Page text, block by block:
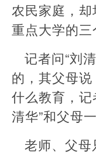
农民家庭，
重点大学的三
记者问“刘
的，其父母
什么教育，
清华”和父母
老师、父